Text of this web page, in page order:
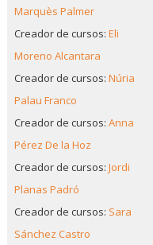
Marquès Palmer
Creador de cursos:Eli
Moreno Alcantara
Creador de cursos:Núria
Palau Franco
Creador de cursos:Anna
Pérez De la Hoz
Creador de cursos:Jordi
Planas Padró
Creador de cursos: Sara
Sánchez Castro